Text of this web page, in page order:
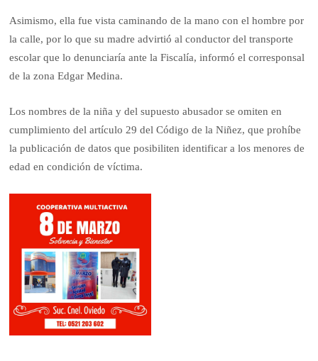
Asimismo, ella fue vista caminando de la mano con el hombre por
la calle, por lo que su madre advirtió al conductor del transporte
escolar que lo denunciaría ante la Fiscalía, informó el corresponsal
de la zona Edgar Medina.
Los nombres de la niña y del supuesto abusador se omiten en
cumplimiento del artículo 29 del Código de la Niñez, que prohíbe
la publicación de datos que posibiliten identificar a los menores de
edad en condición de víctima.